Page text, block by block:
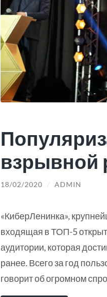
взрывной
18/02/2020 / ADMIN
«КиберЛенинка»,
входящая в ТОП-5
аудитории, которая
ранее. Всего за год
говорит об огромном